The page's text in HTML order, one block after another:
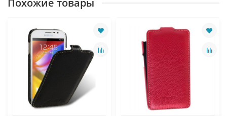
Похожие товары